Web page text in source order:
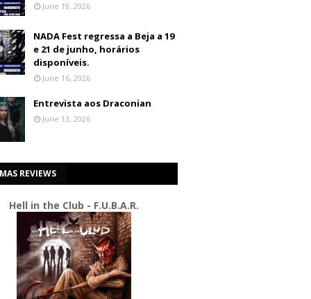
June 18, 2026
NADA Fest regressa a Beja a 19
e 21 de junho, horários
disponíveis.
June 16, 2026
Entrevista aos Draconian
June 13, 2026
REVIEWS
Hell in the Club - F.U.B.A.R.